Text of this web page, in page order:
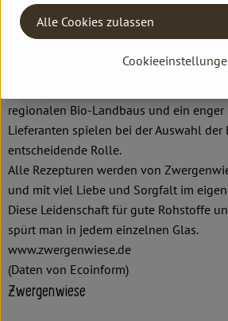
Alles unter dem Zeichen der roten
Seit Gründung spielt die Stärkung des
Rolle beim Einkauf der kontrolliert
regionalen Bio-Landbaus und ein enger
Lieferanten spielen bei der Auswahl der
entscheidende Rolle.
Alle Rezepturen werden von
und mit viel Liebe und Sorgfalt im
Diese Leidenschaft für gute Rohstoffe
spürt man in jedem einzelnen Glas.
www.zwergenwiese.de
(Daten von Ecoinform)
Zwergenwiese
Alle Cookies zulassen